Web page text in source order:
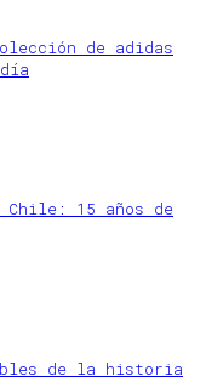
de adidas
Chile: 15 años de
de la historia